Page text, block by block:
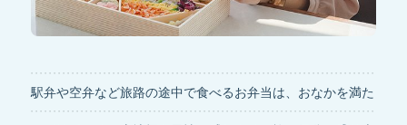
駅弁や空弁など旅路の途中で食べるお弁当は、おなかを満た